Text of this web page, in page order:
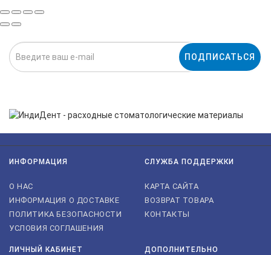
ПОДПИСАТЬСЯ
ИНФОРМАЦИЯ
О НАС
ИНФОРМАЦИЯ О ДОСТАВКЕ
ПОЛИТИКА БЕЗОПАСНОСТИ
УСЛОВИЯ СОГЛАШЕНИЯ
СЛУЖБА ПОДДЕРЖКИ
КАРТА САЙТА
ВОЗВРАТ ТОВАРА
КОНТАКТЫ
ЛИЧНЫЙ КАБИНЕТ ДОПОЛНИТЕЛЬНО